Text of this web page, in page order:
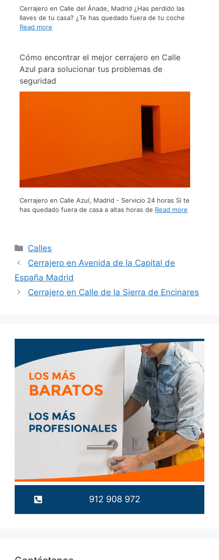
Cerrajero en Calle del Ánade, Madrid ¿Has perdido las
llaves de tu casa? ¿Te has quedado fuera de tu coche
Read more
Cómo encontrar el mejor cerrajero en Calle
Azul para solucionar tus problemas de
seguridad
Cerrajero en Calle Azul, Madrid - Servicio 24 horas Si te
has quedado fuera de casa a altas horas de Read more
Calles
Cerrajero en Avenida de la Capital de
España Madrid
Cerrajero en Calle de la Sierra de Encinares
912 908 972